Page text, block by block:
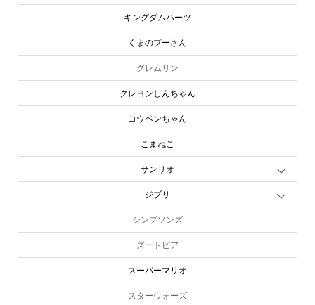
キングダムハーツ
くまのプーさん
グレムリン
クレヨンしんちゃん
コウペンちゃん
こまねこ
サンリオ
ジブリ
シンプソンズ
ズートピア
スーパーマリオ
スターウォーズ